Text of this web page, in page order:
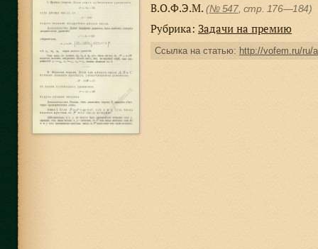
В.О.Ф.Э.М. (№ 547, стр. 176—184)
Рубрика: Задачи на премию
Ссылка на статью: http://vofem.ru/ru/